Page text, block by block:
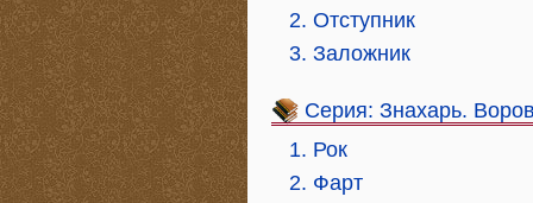
2. Отступник
3. Заложник
Серия: Знахарь.
1. Рок
2. Фарт